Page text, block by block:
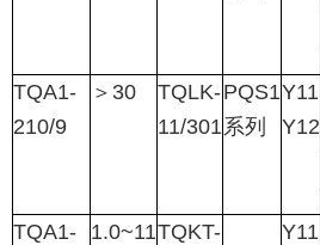
TQA1-
210/9
＞ 30
TQLK-
11/301
PQS1
系列
Y11
Y12
TQA1-
1.0~11TQKT-
Y11